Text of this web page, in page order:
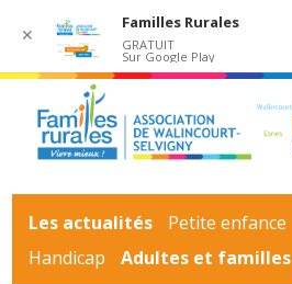
Les actualités Petite enfance
Handicap
Adultes et familles
✕
Familles Rurales
GRATUIT
Sur Google Play